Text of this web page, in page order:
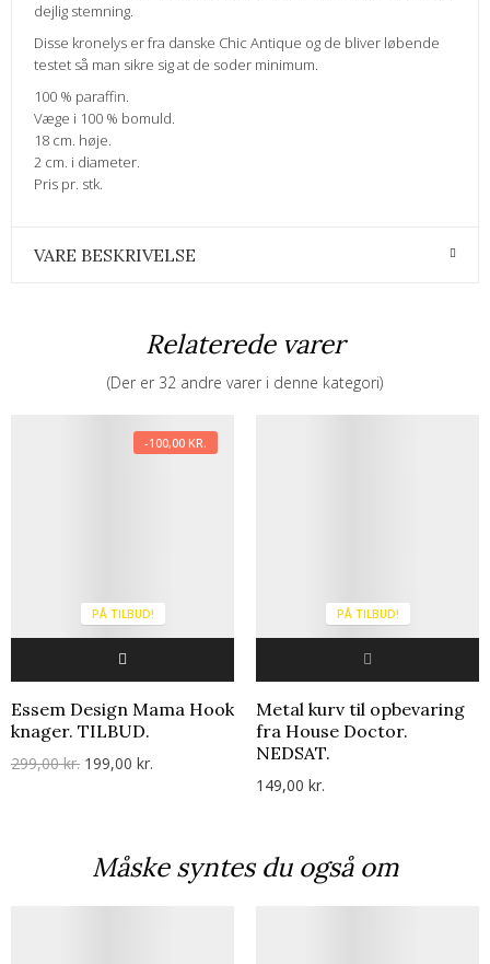
dejlig stemning.
Disse kronelys er fra danske Chic Antique og de bliver løbende
testet så man sikre sig at de soder minimum.
100 % paraffin.
Væge i 100 % bomuld.
18 cm. høje.
2 cm. i diameter.
Pris pr. stk.
VARE BESKRIVELSE
Relaterede varer
(Der er 32 andre varer i denne kategori)
PÅ TILBUD!
-100,00 KR.
Essem Design Mama Hook
knager. TILBUD.
299,00 kr. 199,00 kr.
PÅ TILBUD!
Metal kurv til opbevaring
fra House Doctor.
NEDSAT.
149,00 kr.
Måske syntes du også om